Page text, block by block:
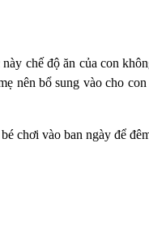
chế độ ăn của con
nên bổ sung vào cho
chơi vào ban ngày để